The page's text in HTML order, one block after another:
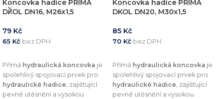
Koncovka hadice PŘÍMÁ
DKOL DN16, M26x1,5
79 Kč
65 Kč bez DPH
Přímá hydraulická koncovka je
spolehlivý spojovací prvek pro
hydraulické hadice, zajišťující
pevné utěsnění a vysokou
Koncovka hadice PŘÍMÁ
DKOL DN20, M30x1,5
85 Kč
70 Kč bez DPH
Přímá hydraulická koncovka je
spolehlivý spojovací prvek pro
hydraulické hadice, zajišťující
pevné utěsnění a vysokou